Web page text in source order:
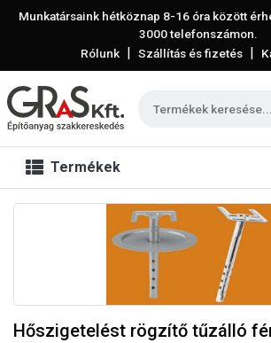
Munkatársaink hétköznap 8-16 óra között
3000telefonszámon.
Rólunk | Szállítás és fizetés |
Termékek
Hőszigetelést rögzítő tűzálló